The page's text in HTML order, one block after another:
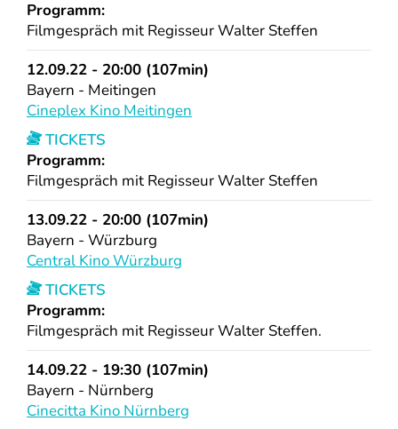
Programm:
Filmgespräch mit Regisseur Walter Steffen
12.09.22 - 20:00 (107min)
Bayern - Meitingen
Cineplex Kino Meitingen
TICKETS
Programm:
Filmgespräch mit Regisseur Walter Steffen
13.09.22 - 20:00 (107min)
Bayern - Würzburg
Central Kino Würzburg
TICKETS
Programm:
Filmgespräch mit Regisseur Walter Steffen.
14.09.22 - 19:30 (107min)
Bayern - Nürnberg
Cinecitta Kino Nürnberg